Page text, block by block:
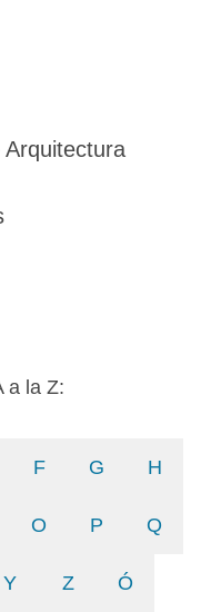
a la Z:
F G H
O P Q
Y Z Ó